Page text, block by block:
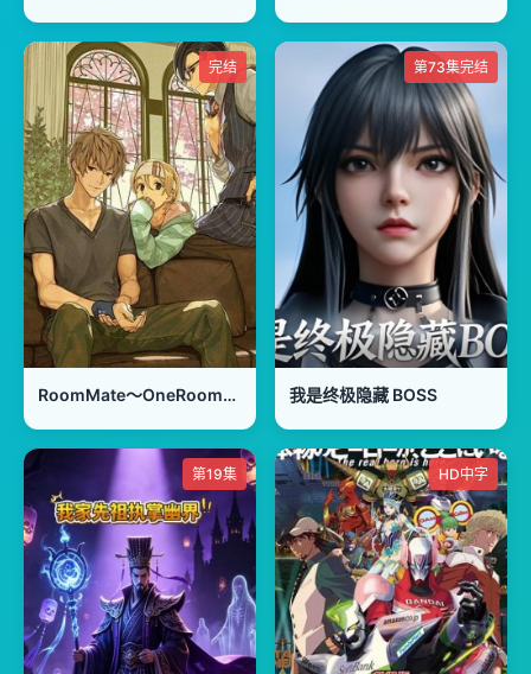
完结
RoomMate～OneRoomsideM～
第73集完结
我是终极隐藏 BOSS
第19集 HD中字